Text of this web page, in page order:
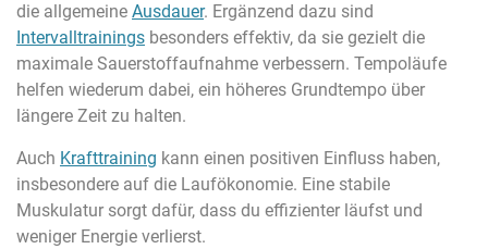
die allgemeine Ausdauer. Ergänzend dazu sind
Intervalltrainings besonders effektiv, da sie gezielt die
maximale Sauerstoffaufnahme verbessern. Tempoläufe
helfen wiederum dabei, ein höheres Grundtempo über
längere Zeit zu halten.
Auch Krafttraining kann einen positiven Einfluss haben,
insbesondere auf die Laufökonomie. Eine stabile
Muskulatur sorgt dafür, dass du effizienter läufst und
weniger Energie verlierst.